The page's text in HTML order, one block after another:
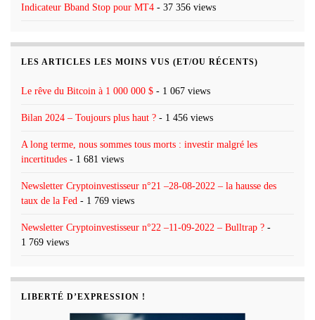
Indicateur Bband Stop pour MT4 - 37 356 views
LES ARTICLES LES MOINS VUS (ET/OU RÉCENTS)
Le rêve du Bitcoin à 1 000 000 $ - 1 067 views
Bilan 2024 – Toujours plus haut ? - 1 456 views
A long terme, nous sommes tous morts : investir malgré les
incertitudes - 1 681 views
Newsletter Cryptoinvestisseur n°21 –28-08-2022 – la hausse des
taux de la Fed - 1 769 views
Newsletter Cryptoinvestisseur n°22 –11-09-2022 – Bulltrap ? -
1 769 views
LIBERTÉ D’EXPRESSION !